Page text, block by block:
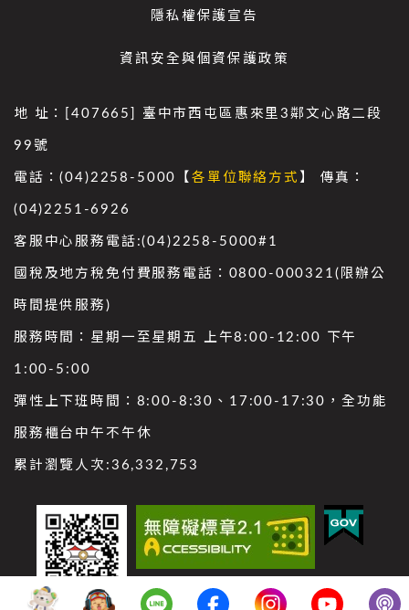
隱私權保護宣告
資訊安全與個資保護政策
地 址：[407665] 臺中市西屯區惠來里3鄰文心路二段
99號
電話：(04)2258-5000【各單位聯絡方式 】 傳真：
(04)2251-6926
客服中心服務電話:(04)2258-5000#1
國稅及地方稅免付費服務電話：0800-000321(限辦公
時間提供服務)
服務時間：星期一至星期五 上午8:00-12:00 下午
1:00-5:00
彈性上下班時間：8:00-8:30、17:00-17:30，全功能
服務櫃台中午不午休
累計瀏覽人次: 36,332,753